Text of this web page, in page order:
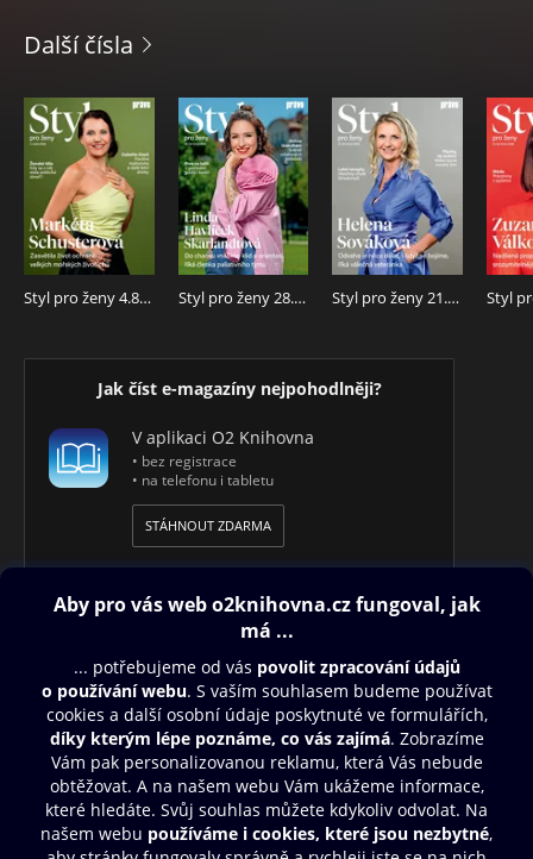
Oblíbená jsou i témata a rady, jež se věnují vztahům,
Další čísla
Styl pro ženy 4.8.2026 Styl pro ženy 28.7.2026 Styl pro ženy 21.7.2026
Jak číst e-magazíny nejpohodlněji?
V aplikaci O2 Knihovna
• bez registrace
• na telefonu i tabletu
STÁHNOUT ZDARMA
Obsah ke stažení
Moje O2 Knihovna
Další zábava